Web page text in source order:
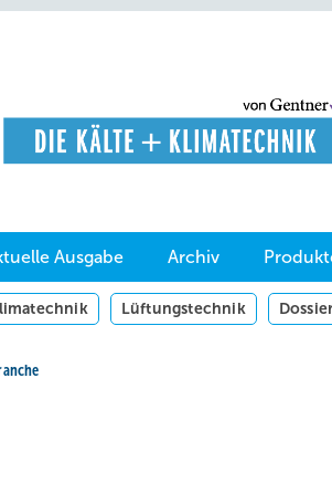
Ausgabe Archiv
Lüftungstechnik